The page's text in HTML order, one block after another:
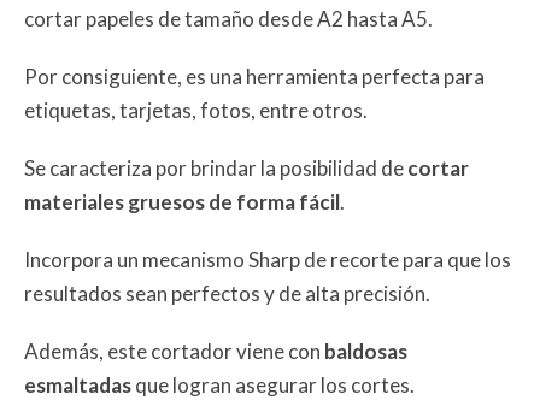
cortar papeles de tamaño desde A2 hasta A5.
Por consiguiente, es una herramienta perfecta para
etiquetas, tarjetas, fotos, entre otros.
Se caracteriza por brindar la posibilidad decortar
materiales gruesos de forma fácil.
Incorpora un mecanismo Sharp de recorte para que los
resultados sean perfectos y de alta precisión.
Además, este cortador viene con baldosas
esmaltadasque logran asegurar los cortes.